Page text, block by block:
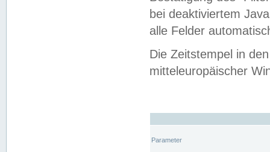
bei deaktiviertem
alle Felder
Die Zeitstempel in
mitteleuropäischer
Parameter